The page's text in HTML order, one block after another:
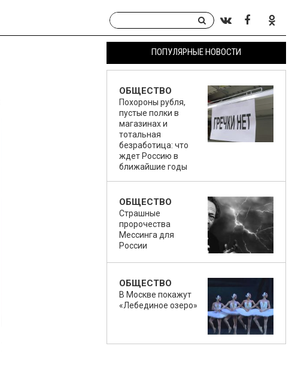
ПОПУЛЯРНЫЕ НОВОСТИ
ОБЩЕСТВО
Похороны рубля,
пустые полки в
магазинах и
тотальная
безработица: что
ждет Россию в
ближайшие годы
ОБЩЕСТВО
Страшные
пророчества
Мессинга для
России
ОБЩЕСТВО
В Москве покажут
«Лебединое озеро»